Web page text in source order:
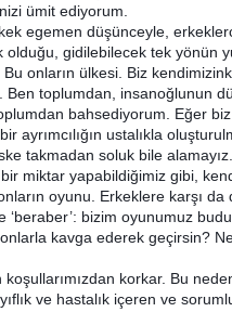
ümit ediyorum.
egemen düşünceyle,
olduğu, gidilebilecek tek
onların ülkesi. Biz
toplumdan, insanoğlunun
bahsediyorum. Eğer
ustalıkla
takmadan soluk bile
bir miktar yapabildiğimiz gibi,
oyunu. Erkeklere karşı
bizim oyunumuz
kavga ederek geçirsin?
korkar. Bu
ve hastalık içeren ve